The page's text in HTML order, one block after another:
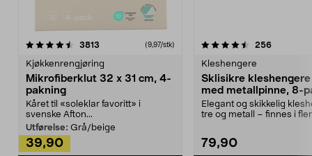
3813 anmeldelser(9,97/stk)
Kjøkkenrengjøring
Mikrofiberklut 32 x 31 cm, 4-
pakning
Kåret til «soleklar favoritt» i
svenske Afton...
Utførelse: Grå/beige
39,90
4.5av 5 stjerner 256
Kleshengere
Sklisikre
med metallpinne, 8-
Elegant og skikkelig
tre og metall – finnes i
79,90
4.5av 5 stjerner